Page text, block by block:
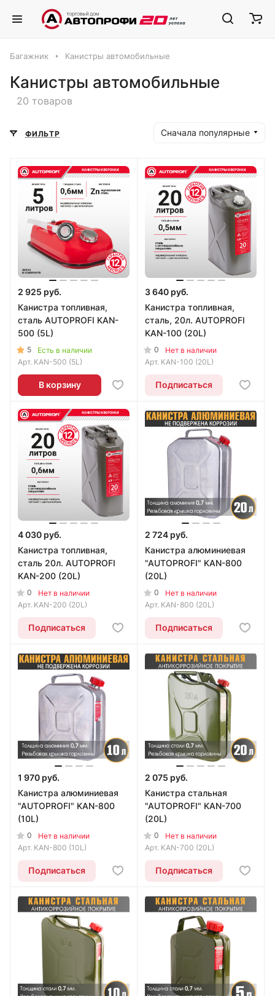
Багажник Канистры автомобильные
Канистры автомобильные
20 товаров
ФИЛЬТР Сначала популярные
2 925 руб.
Канистра топливная,
сталь AUTOPROFI KAN-
500 (5L)
5
Есть в наличии
Арт. KAN-500 (5L)
В корзину
3 640 руб.
Канистра топливная,
сталь, 20л. AUTOPROFI
KAN-100 (20L)
0
Нет в наличии
Арт. KAN-100 (20L)
Подписаться
4 030 руб.
Канистра топливная,
сталь 20л. AUTOPROFI
KAN-200 (20L)
0
Нет в наличии
Арт. KAN-200 (20L)
Подписаться
2 724 руб.
Канистра алюминиевая
"AUTOPROFI" KAN-800
(20L)
0
Нет в наличии
Арт. KAN-800 (20L)
Подписаться
1 970 руб.
Канистра алюминиевая
"AUTOPROFI" KAN-800
(10L)
0
Нет в наличии
Арт. KAN-800 (10L)
Подписаться
2 075 руб.
Канистра стальная
"AUTOPROFI" KAN-700
(20L)
0
Нет в наличии
Арт. KAN-700 (20L)
Подписаться